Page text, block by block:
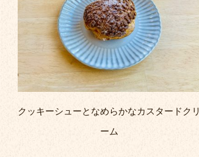
クッキーシューとなめらかなカスタードクリ
ーム